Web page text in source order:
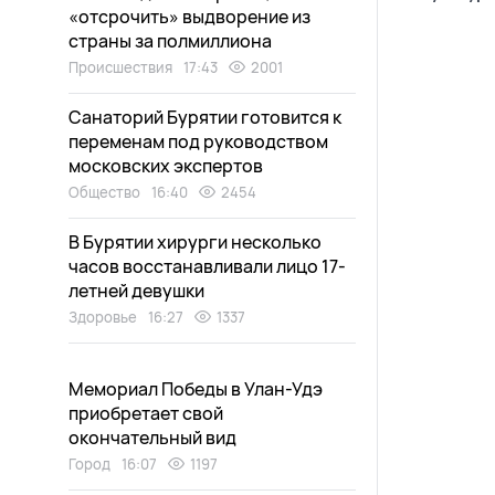
«отсрочить» выдворение из
страны за полмиллиона
Происшествия 17:43 2001
Санаторий Бурятии готовится к
переменам под руководством
московских экспертов
Общество 16:40 2454
В Бурятии хирурги несколько
часов восстанавливали лицо 17-
летней девушки
Здоровье 16:27 1337
Мемориал Победы в Улан-Удэ
приобретает свой
окончательный вид
Город 16:07 1197